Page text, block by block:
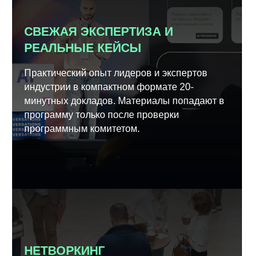
СВЕЖАЯ ЭКСПЕРТИЗА И
РЕАЛЬНЫЕ КЕЙСЫ
Практический опыт лидеров и экспертов
индустрии в компактном формате 20-
минутных докладов. Материалы попадают в
программу только после проверки
программным комитетом.
НЕТВОРКИНГ